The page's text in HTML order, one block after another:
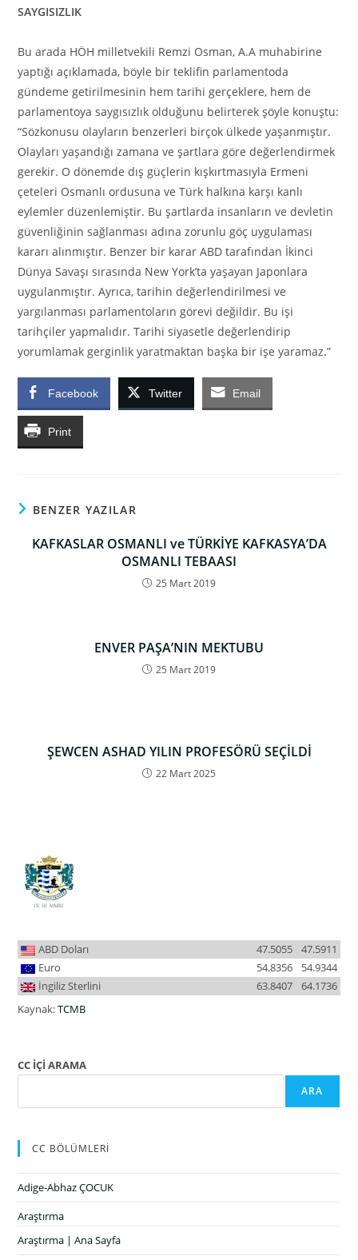
SAYGISIZLIK
Bu arada HÖH milletvekili Remzi Osman, A.A muhabirine
yaptığı açıklamada, böyle bir teklifin parlamentoda
gündeme getirilmesinin hem tarihi gerçeklere, hem de
parlamentoya saygısızlık olduğunu belirterek şöyle konuştu:
“Sözkonusu olayların benzerleri birçok ülkede yaşanmıştır.
Olayları yaşandığı zamana ve şartlara göre değerlendirmek
gerekir. O dönemde dış güçlerin kışkırtmasıyla Ermeni
çeteleri Osmanlı ordusuna ve Türk halkına karşı kanlı
eylemler düzenlemiştir. Bu şartlarda insanların ve devletin
güvenliğinin sağlanması adına zorunlu göç uygulaması
kararı alınmıştır. Benzer bir karar ABD tarafından İkinci
Dünya Savaşı sırasında New York’ta yaşayan Japonlara
uygulanmıştır. Ayrıca, tarihin değerlendirilmesi ve
yargılanması parlamentoların görevi değildir. Bu işi
tarihçiler yapmalıdır. Tarihi siyasetle değerlendirip
yorumlamak gerginlik yaratmaktan başka bir işe yaramaz.”
Facebook Twitter Email
Print
BENZER YAZILAR
KAFKASLAR OSMANLI ve TÜRKİYE KAFKASYA’DA
OSMANLI TEBAASI
25 Mart 2019
ENVER PAŞA’NIN MEKTUBU
25 Mart 2019
ŞEWCEN ASHAD YILIN PROFESÖRÜ SEÇİLDİ
22 Mart 2025
ABD Doları 47.5911
47.5055
Euro
54.9344
54.8356
İngiliz Sterlini
64.1736
63.8407
Kaynak:TCMB
CC İÇİ ARAMA
ARA
CC BÖLÜMLERİ
Adige-Abhaz ÇOCUK
Araştırma
Araştırma | Ana Sayfa